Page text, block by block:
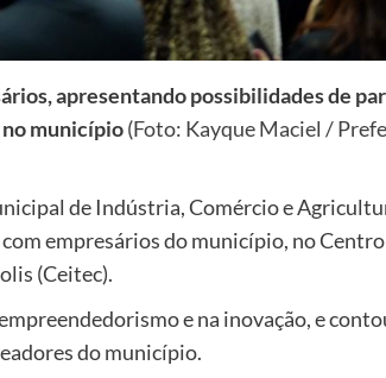
apresentando possibilidades de
no município(Foto: Kayque Maciel /
de Indústria, Comércio e
empresários do município, no
(Ceitec).
e na inovação, e
do município.